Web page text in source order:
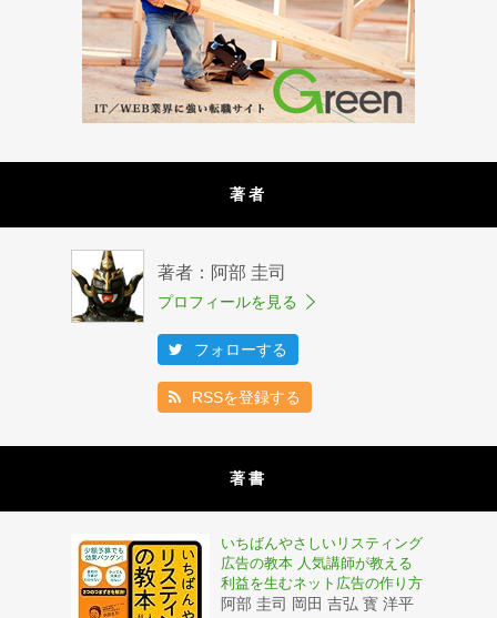
著者
著者：阿部 圭司
プロフィールを見る
フォローする
RSSを登録する
著書
いちばんやさしいリスティング
広告の教本 人気講師が教える
利益を生むネット広告の作り方
阿部 圭司 岡田 吉弘 寳 洋平